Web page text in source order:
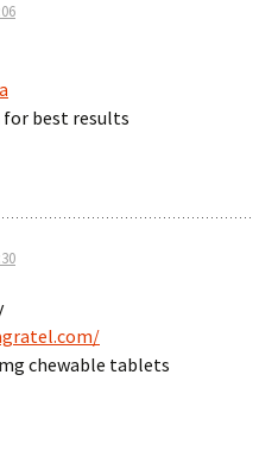
best results
chewable tablets